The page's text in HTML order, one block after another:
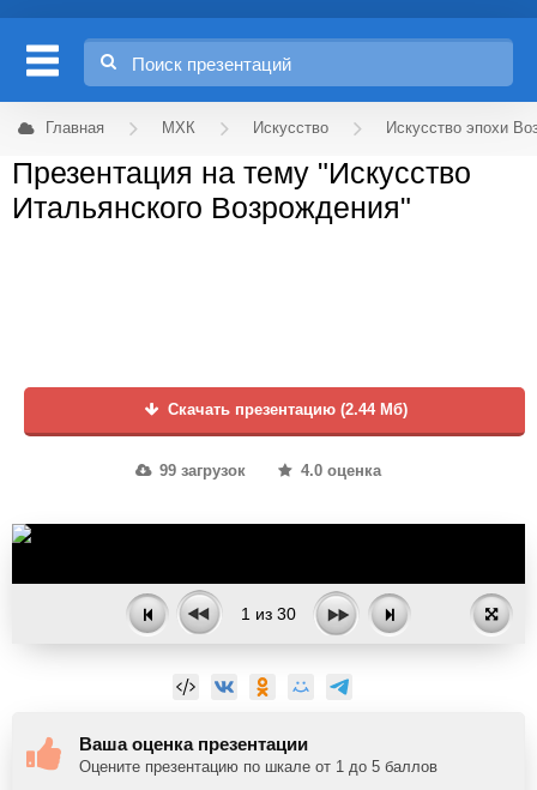
Главная МХК Искусство Искусство эпохи
Презентация на тему "Искусство
Итальянского Возрождения"
Скачать презентацию (2.44 Мб)
99 загрузок 4.0 оценка
1 из 30
Ваша оценка презентации
Оцените презентацию по шкале от 1 до 5 баллов